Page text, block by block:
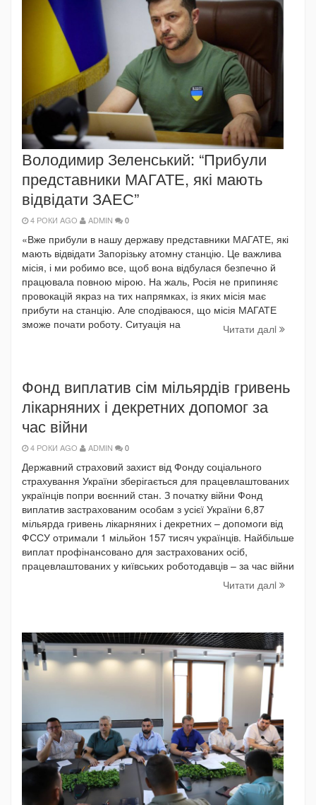
Володимир Зеленський: “Прибули
представники МАГАТЕ, які мають
відвідати ЗАЕС”
4 РОКИ AGO ADMIN 0
«Вже прибули в нашу державу представники МАГАТЕ, які
мають відвідати Запорізьку атомну станцію. Це важлива
місія, і ми робимо все, щоб вона відбулася безпечно й
працювала повною мірою. На жаль, Росія не припиняє
провокацій якраз на тих напрямках, із яких місія має
прибути на станцію. Але сподіваюся, що місія МАГАТЕ
зможе почати роботу. Ситуація на
Читати далi
Фонд виплатив сім мільярдів гривень
лікарняних і декретних допомог за
час війни
4 РОКИ AGO ADMIN 0
Державний страховий захист від Фонду соціального
страхування України зберігається для працевлаштованих
українців попри воєнний стан. З початку війни Фонд
виплатив застрахованим особам з усієї України 6,87
мільярда гривень лікарняних і декретних – допомоги від
ФССУ отримали 1 мільйон 157 тисяч українців. Найбільше
виплат профінансовано для застрахованих осіб,
працевлаштованих у київських роботодавців – за час війни
Читати далi